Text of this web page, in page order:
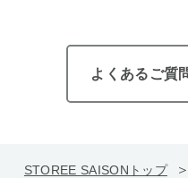
よくあるご質
STOREE SAISONトップ